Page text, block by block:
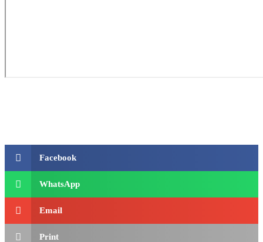
Facebook
WhatsApp
Email
Print